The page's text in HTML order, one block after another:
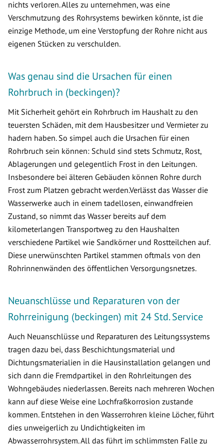
nichts verloren. Alles zu unternehmen, was eine
Verschmutzung des Rohrsystems bewirken könnte, ist die
einzige Methode, um eine Verstopfung der Rohre nicht aus
eigenen Stücken zu verschulden.
Was genau sind die Ursachen für einen
Rohrbruch in (beckingen)?
Mit Sicherheit gehört ein Rohrbruch im Haushalt zu den
teuersten Schäden, mit dem Hausbesitzer und Vermieter zu
hadern haben. So simpel auch die Ursachen für einen
Rohrbruch sein können: Schuld sind stets Schmutz, Rost,
Ablagerungen und gelegentlich Frost in den Leitungen.
Insbesondere bei älteren Gebäuden können Rohre durch
Frost zum Platzen gebracht werden.Verlässt das Wasser die
Wasserwerke auch in einem tadellosen, einwandfreien
Zustand, so nimmt das Wasser bereits auf dem
kilometerlangen Transportweg zu den Haushalten
verschiedene Partikel wie Sandkörner und Rostteilchen auf.
Diese unerwünschten Partikel stammen oftmals von den
Rohrinnenwänden des öffentlichen Versorgungsnetzes.
Neuanschlüsse und Reparaturen von der
Rohrreinigung (beckingen) mit 24 Std. Service
Auch Neuanschlüsse und Reparaturen des Leitungssystems
tragen dazu bei, dass Beschichtungsmaterial und
Dichtungsmaterialien in die Hausinstallation gelangen und
sich dann die Fremdpartikel in den Rohrleitungen des
Wohngebäudes niederlassen. Bereits nach mehreren Wochen
kann auf diese Weise eine Lochfraßkorrosion zustande
kommen. Entstehen in den Wasserrohren kleine Löcher, führt
dies unweigerlich zu Undichtigkeiten im
Abwasserrohrsystem. All das führt im schlimmsten Falle zu